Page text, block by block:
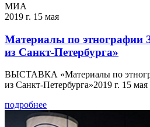
МИА
2019 г. 15 мая
Материалы по этнографии
из Санкт-Петербурга»
ВЫСТАВКА «Материалы по
из Санкт-Петербурга»2019 г. 15
подробнее